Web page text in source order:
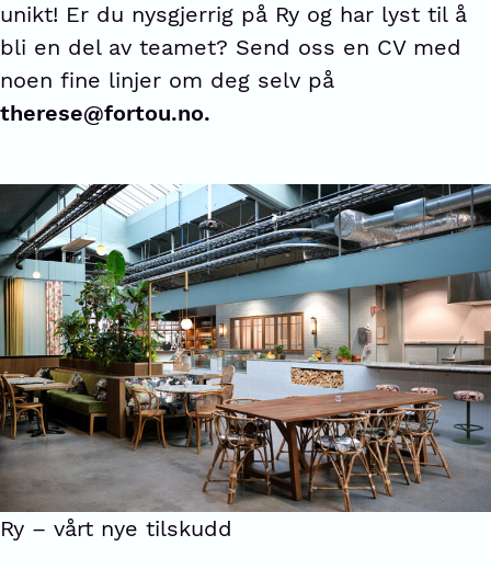
unikt! Er du nysgjerrig på Ry og har lyst til å
bli en del av teamet? Send oss en CV med
noen fine linjer om deg selv på
therese@fortou.no.
Ry – vårt nye tilskudd